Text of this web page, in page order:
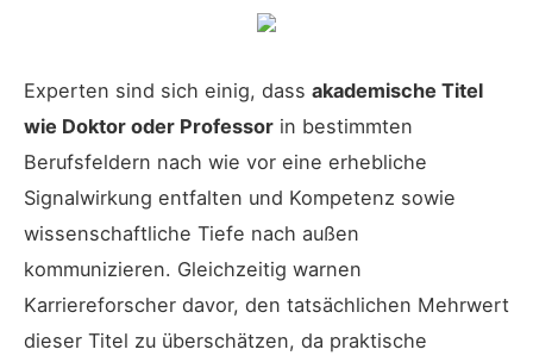
Experten sind sich einig, dass akademische Titel
wie Doktor oder Professor in bestimmten
Berufsfeldern nach wie vor eine erhebliche
Signalwirkung entfalten und Kompetenz sowie
wissenschaftliche Tiefe nach außen
kommunizieren. Gleichzeitig warnen
Karriereforscher davor, den tatsächlichen Mehrwert
dieser Titel zu überschätzen, da praktische